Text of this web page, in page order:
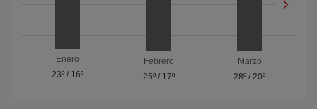
Enero
23º/ 16º
Febrero
25º/ 17º
Marzo
28º / 20º